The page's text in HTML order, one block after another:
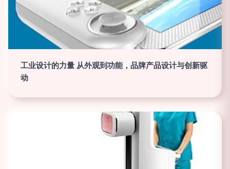
工业设计的力量 从外观到功能，品牌产品设计与创新驱
动